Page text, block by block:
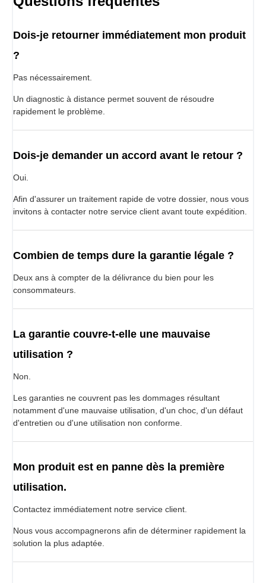
Dois-je retourner immédiatement mon produit
?
Pas nécessairement.
Un diagnostic à distance permet souvent de résoudre
rapidement le problème.
Dois-je demander un accord avant le retour ?
Oui.
Afin d'assurer un traitement rapide de votre dossier, nous vous
invitons à contacter notre service client avant toute expédition.
Combien de temps dure la garantie légale ?
Deux ans à compter de la délivrance du bien pour les
consommateurs.
La garantie couvre-t-elle une mauvaise
utilisation ?
Non.
Les garanties ne couvrent pas les dommages résultant
notamment d'une mauvaise utilisation, d'un choc, d'un défaut
d'entretien ou d'une utilisation non conforme.
Mon produit est en panne dès la première
utilisation.
Contactez immédiatement notre service client.
Nous vous accompagnerons afin de déterminer rapidement la
solution la plus adaptée.